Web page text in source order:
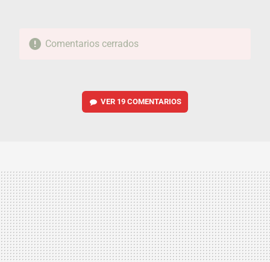
Comentarios cerrados
VER 19 COMENTARIOS